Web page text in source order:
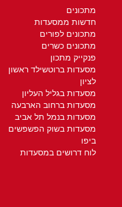
מתכונים
חדשות ממסעדות
מתכונים לפורים
מתכונים כשרים
פנקייק מתכון
מסעדות ברוטשילד ראשון
לציון
מסעדות בגליל העליון
מסעדות ברחוב הארבעה
מסעדות בנמל תל אביב
מסעדות בשוק הפשפשים
ביפו
לוח דרושים במסעדות